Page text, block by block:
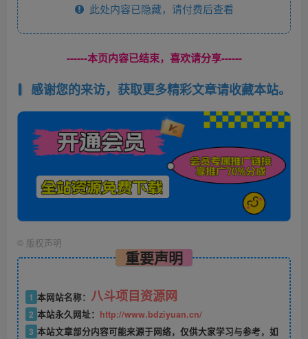
此处内容已隐藏，请付费后查看
------本页内容已结束，喜欢请分享------
感谢您的来访，获取更多精彩文章请收藏本站。
© 版权声明
重要声明
1 本网站名称： 八斗项目资源网
2 本站永久网址： http://www.bdziyuan.cn/
3 本站文章部分内容可能来源于网络，仅供大家学习与参考，如